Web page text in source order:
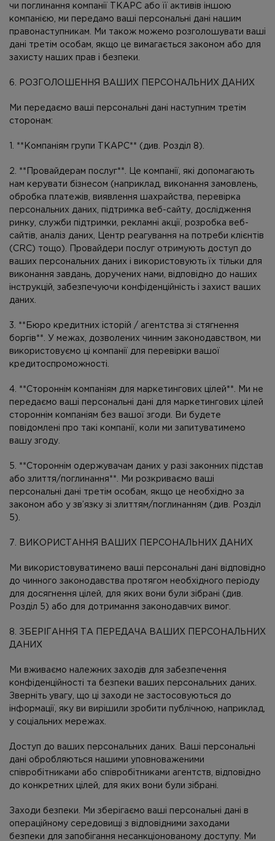
чи поглинання компанії ТКАРС або її активів іншою
компанією, ми передамо ваші персональні дані нашим
правонаступникам. Ми також можемо розголошувати ваші
дані третім особам, якщо це вимагається законом або для
захисту наших прав і безпеки.
6. РОЗГОЛОШЕННЯ ВАШИХ ПЕРСОНАЛЬНИХ ДАНИХ
Ми передаємо ваші персональні дані наступним третім
сторонам:
1. **Компаніям групи ТКАРС** (див. Розділ 8).
2. **Провайдерам послуг**. Це компанії, які допомагають
нам керувати бізнесом (наприклад, виконання замовлень,
обробка платежів, виявлення шахрайства, перевірка
персональних даних, підтримка веб-сайту, дослідження
ринку, служби підтримки, рекламні акції, розробка веб-
сайтів, аналіз даних, Центр реагування на потреби клієнтів
(CRC) тощо). Провайдери послуг отримують доступ до
ваших персональних даних і використовують їх тільки для
виконання завдань, доручених нами, відповідно до наших
інструкцій, забезпечуючи конфіденційність і захист ваших
даних.
3. **Бюро кредитних історій / агентства зі стягнення
боргів**. У межах, дозволених чинним законодавством, ми
використовуємо ці компанії для перевірки вашої
кредитоспроможності.
4. **Стороннім компаніям для маркетингових цілей**. Ми не
передаємо ваші персональні дані для маркетингових цілей
стороннім компаніям без вашої згоди. Ви будете
повідомлені про такі компанії, коли ми запитуватимемо
вашу згоду.
5. **Стороннім одержувачам даних у разі законних підстав
або злиття/поглинання**. Ми розкриваємо ваші
персональні дані третім особам, якщо це необхідно за
законом або у зв’язку зі злиттям/поглинанням (див. Розділ
5).
7. ВИКОРИСТАННЯ ВАШИХ ПЕРСОНАЛЬНИХ ДАНИХ
Ми використовуватимемо ваші персональні дані відповідно
до чинного законодавства протягом необхідного періоду
для досягнення цілей, для яких вони були зібрані (див.
Розділ 5) або для дотримання законодавчих вимог.
8. ЗБЕРІГАННЯ ТА ПЕРЕДАЧА ВАШИХ ПЕРСОНАЛЬНИХ
ДАНИХ
Ми вживаємо належних заходів для забезпечення
конфіденційності та безпеки ваших персональних даних.
Зверніть увагу, що ці заходи не застосовуються до
інформації, яку ви вирішили зробити публічною, наприклад,
у соціальних мережах.
Доступ до ваших персональних даних. Ваші персональні
дані обробляються нашими уповноваженими
співробітниками або співробітниками агентств, відповідно
до конкретних цілей, для яких вони були зібрані.
Заходи безпеки. Ми зберігаємо ваші персональні дані в
операційному середовищі з відповідними заходами
безпеки для запобігання несанкціонованому доступу. Ми